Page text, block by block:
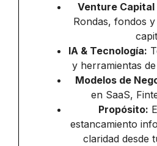
Venture Capital
Rondas, fondos
IA & Tecnología:
y herramientas
Modelos de
en SaaS,
Propósito:
estancamiento
claridad desde